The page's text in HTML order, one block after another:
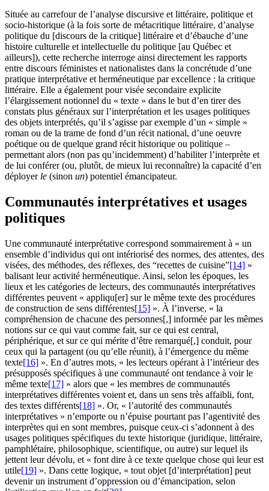
Située au carrefour de l’analyse discursive et littéraire, politique et
socio-historique (à la fois sorte de métacritique littéraire, d’analyse
politique du [discours de la critique] littéraire et d’ébauche d’une
histoire culturelle et intellectuelle du politique [au Québec et
ailleurs]), cette recherche interroge ainsi directement les rapports
entre discours féministes et nationalistes dans la concrétude d’une
pratique interprétative et herméneutique par excellence : la critique
littéraire. Elle a également pour visée secondaire explicite
l’élargissement notionnel du « texte » dans le but d’en tirer des
constats plus généraux sur l’interprétation et les usages politiques
des objets interprétés, qu’il s’agisse par exemple d’un « simple »
roman ou de la trame de fond d’un récit national, d’une oeuvre
poétique ou de quelque grand récit historique ou politique –
permettant alors (non pas qu’incidemment) d’habiliter l’interprète et
de lui conférer (ou, plutôt, de mieux lui reconnaître) la capacité d’en
déployer le (sinon un) potentiel émancipateur.
Communautés interprétatives et usages
politiques
Une communauté interprétative correspond sommairement à « un
ensemble d’individus qui ont intériorisé des normes, des attentes, des
visées, des méthodes, des réflexes, des “recettes de cuisine”[14] »
balisant leur activité herméneutique. Ainsi, selon les époques, les
lieux et les catégories de lecteurs, des communautés interprétatives
différentes peuvent « appliqu[er] sur le même texte des procédures
de construction de sens différentes[15] ». À l’inverse, « la
compréhension de chacune des personnes[,] informée par les mêmes
notions sur ce qui vaut comme fait, sur ce qui est central,
périphérique, et sur ce qui mérite d’être remarqué[,] conduit, pour
ceux qui la partagent (ou qu’elle réunit), à l’émergence du même
texte[16] ». En d’autres mots, « les lecteurs opérant à l’intérieur des
présupposés spécifiques à une communauté ont tendance à voir le
même texte[17] » alors que « les membres de communautés
interprétatives différentes voient et, dans un sens très affaibli, font,
des textes différents[18] ». Or, « l’autorité des communautés
interprétatives » n’emporte ou n’épuise pourtant pas l’agentivité des
interprètes qui en sont membres, puisque ceux-ci s’adonnent à des
usages politiques spécifiques du texte historique (juridique, littéraire,
pamphlétaire, philosophique, scientifique, ou autre) sur lequel ils
jettent leur dévolu, et « font dire à ce texte quelque chose qui leur est
utile[19] ». Dans cette logique, « tout objet [d’interprétation] peut
devenir un instrument d’oppression ou d’émancipation, selon